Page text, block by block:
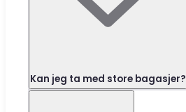
Kan jeg ta med store bagasjer?